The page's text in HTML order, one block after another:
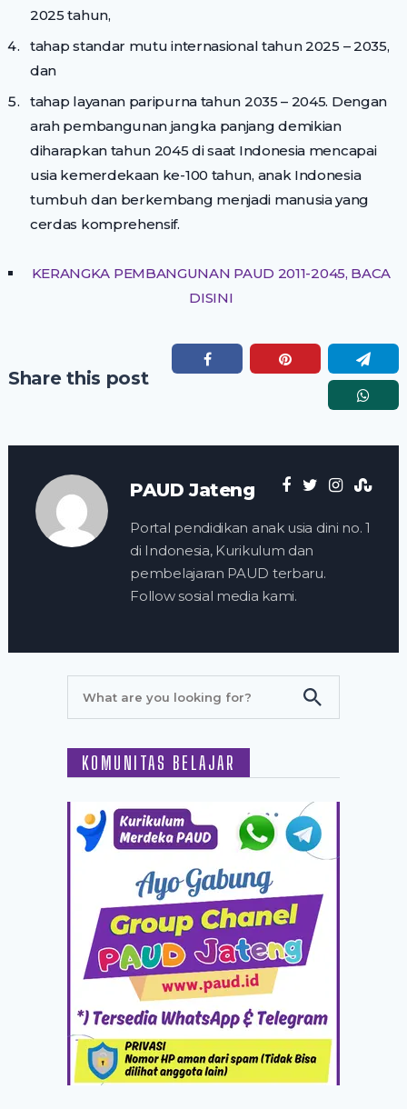
2025 tahun,
tahap standar mutu internasional tahun 2025 – 2035,
dan
tahap layanan paripurna tahun 2035 – 2045. Dengan
arah pembangunan jangka panjang demikian
diharapkan tahun 2045 di saat Indonesia mencapai
usia kemerdekaan ke-100 tahun, anak Indonesia
tumbuh dan berkembang menjadi manusia yang
cerdas komprehensif.
KERANGKA PEMBANGUNAN PAUD 2011-2045, BACA
DISINI
Share this post
PAUD Jateng
Portal pendidikan anak usia dini no. 1
di Indonesia, Kurikulum dan
pembelajaran PAUD terbaru.
Follow sosial media kami.
KOMUNITAS BELAJAR